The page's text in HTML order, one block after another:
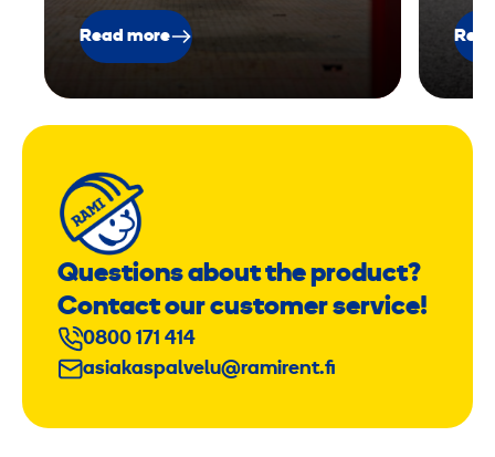
Read more
Questions about the product?
Contact our customer service!
0800 171 414
asiakaspalvelu@ramirent.fi